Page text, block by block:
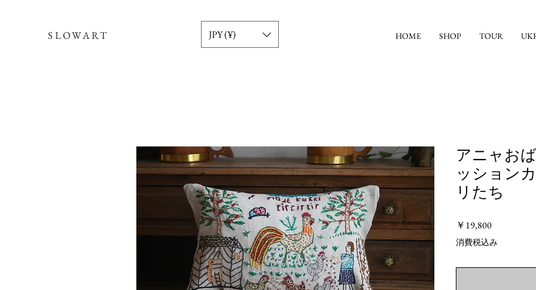
HOME SHOP TOUR
SLOWART JPY (¥)
アニャお
ッション
リたち
￥19,800価
格
消費税込み